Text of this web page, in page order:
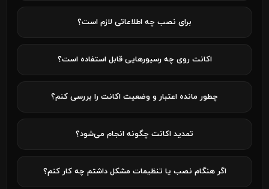
برای نصب چه اطلاعاتی لازم است؟
اکانت روی چه رسیورهایی قابل استفاده است؟
چطور مانده اعتبار و وضعیت اکانت را بررسی کنم؟
تمدید اکانت چگونه انجام می‌شود؟
اگر هنگام نصب یا تنظیمات مشکل داشتم چه کار کنم؟